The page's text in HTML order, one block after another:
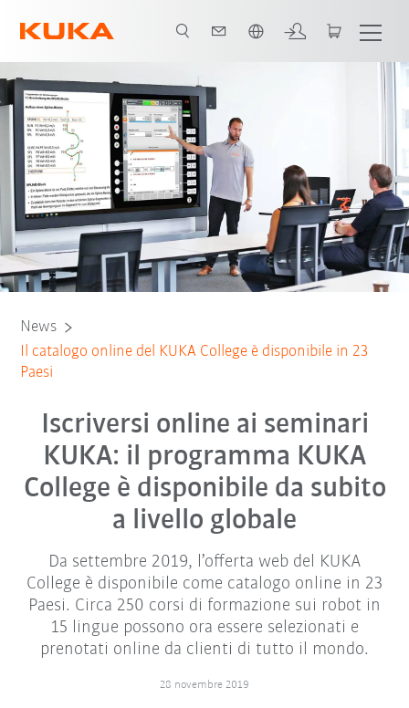
News
Il catalogo online del KUKA College è disponibile in 23
Paesi
Iscriversi online ai seminari
KUKA: il programma KUKA
College è disponibile da subito
a livello globale
Da settembre 2019, l’offerta web del KUKA
College è disponibile come catalogo online in 23
Paesi. Circa 250 corsi di formazione sui robot in
15 lingue possono ora essere selezionati e
prenotati online da clienti di tutto il mondo.
28 novembre 2019